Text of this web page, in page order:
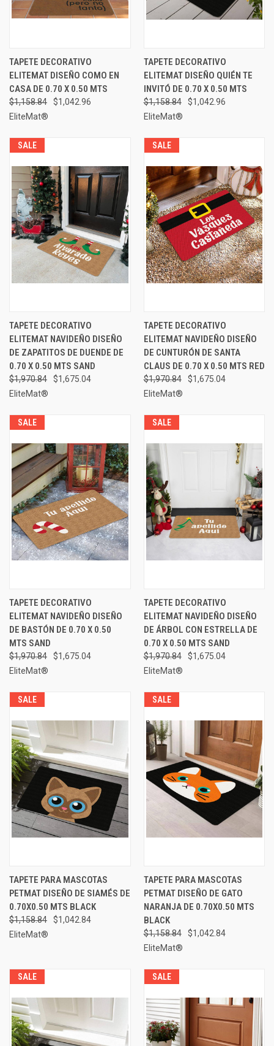
TAPETE DECORATIVO
ELITEMAT DISEÑO COMO EN
CASA DE 0.70 X 0.50 MTS
$1,158.84
$1,042.96
EliteMat®
TAPETE DECORATIVO
ELITEMAT DISEÑO QUIÉN TE
INVITÓ DE 0.70 X 0.50 MTS
$1,158.84
$1,042.96
EliteMat®
SALE
TAPETE DECORATIVO
ELITEMAT NAVIDEÑO DISEÑO
DE ZAPATITOS DE DUENDE DE
0.70 X 0.50 MTS SAND
$1,970.84
$1,675.04
EliteMat®
SALE
TAPETE DECORATIVO
ELITEMAT NAVIDEÑO DISEÑO
DE CUNTURÓN DE SANTA
CLAUS DE 0.70 X 0.50 MTS RED
$1,970.84
$1,675.04
EliteMat®
SALE
TAPETE DECORATIVO
ELITEMAT NAVIDEÑO DISEÑO
DE BASTÓN DE 0.70 X 0.50
MTS SAND
$1,970.84
$1,675.04
EliteMat®
SALE
TAPETE DECORATIVO
ELITEMAT NAVIDEÑO DISEÑO
DE ÁRBOL CON ESTRELLA DE
0.70 X 0.50 MTS SAND
$1,970.84
$1,675.04
EliteMat®
SALE
TAPETE PARA MASCOTAS
PETMAT DISEÑO DE SIAMÉS DE
0.70X0.50 MTS BLACK
$1,158.84
$1,042.84
EliteMat®
SALE
TAPETE PARA MASCOTAS
PETMAT DISEÑO DE GATO
NARANJA DE 0.70X0.50 MTS
BLACK
$1,158.84
$1,042.84
EliteMat®
SALE SALE